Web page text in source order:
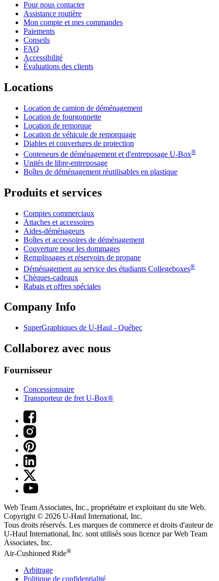
Pour nous contacter
Assistance routière
Mon compte et mes commandes
Paiements
Conseils
FAQ
Accessibilité
Évaluations des clients
Locations
Location de camion de déménagement
Location de fourgonnette
Location de remorque
Location de véhicule de remorquage
Diables et couvertures de protection
Conteneurs de déménagement et d'entreposage U-Box®
Unités de libre-entreposage
Boîtes de déménagement réutilisables en plastique
Produits et services
Comptes commerciaux
Attaches et accessoires
Aides-déménageurs
Boîtes et accessoires de déménagement
Couverture pour les dommages
Remplissages et réservoirs de propane
Déménagement au service des étudiants Collegeboxes®
Chèques-cadeaux
Rabais et offres spéciales
Company Info
SuperGraphiques de U-Haul - Québec
Collaborez avec nous
Fournisseur
Concessionnaire
Transporteur de fret U-Box®
Web Team Associates, Inc., propriétaire et exploitant du site Web.
Copyright © 2026 U-Haul International, Inc.
Tous droits réservés. Les marques de commerce et droits d'auteur de
U-Haul International, Inc. sont utilisés sous licence par Web Team
Associates, Inc.
Air-Cushioned Ride®
Arbitrage
Politique de confidentialité